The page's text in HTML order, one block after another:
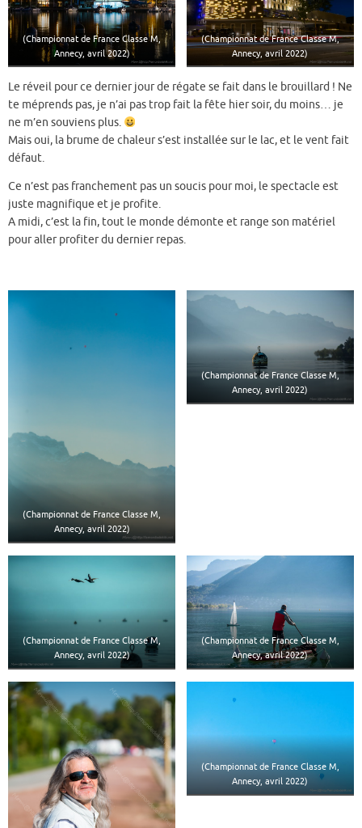
(Championnat de France Classe M,
Annecy, avril 2022)
(Championnat de France Classe M,
Annecy, avril 2022)
Le réveil pour ce dernier jour de régate se fait dans le brouillard ! Ne
te méprends pas, je n’ai pas trop fait la fête hier soir, du moins… je
ne m’en souviens plus.
Mais oui, la brume de chaleur s’est installée sur le lac, et le vent fait
défaut.
Ce n’est pas franchement pas un soucis pour moi, le spectacle est
juste magnifique et je profite.
A midi, c’est la fin, tout le monde démonte et range son matériel
pour aller profiter du dernier repas.
(Championnat de France Classe M,
Annecy, avril 2022)
(Championnat de France Classe M,
Annecy, avril 2022)
(Championnat de France Classe M,
Annecy, avril 2022)
(Championnat de France Classe M,
Annecy, avril 2022)
(Championnat de France Classe M,
Annecy, avril 2022)